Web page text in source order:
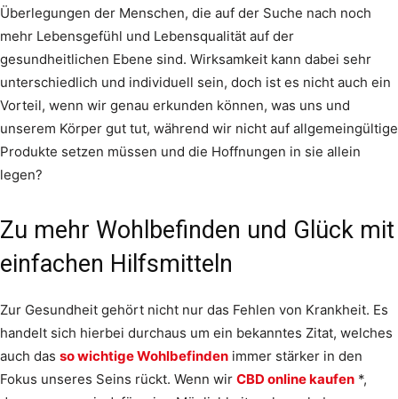
Überlegungen der Menschen, die auf der Suche nach noch
mehr Lebensgefühl und Lebensqualität auf der
gesundheitlichen Ebene sind. Wirksamkeit kann dabei sehr
unterschiedlich und individuell sein, doch ist es nicht auch ein
Vorteil, wenn wir genau erkunden können, was uns und
unserem Körper gut tut, während wir nicht auf allgemeingültige
Produkte setzen müssen und die Hoffnungen in sie allein
legen?
Zu mehr Wohlbefinden und Glück mit
einfachen Hilfsmitteln
Zur Gesundheit gehört nicht nur das Fehlen von Krankheit. Es
handelt sich hierbei durchaus um ein bekanntes Zitat, welches
auch das so wichtige Wohlbefinden immer stärker in den
Fokus unseres Seins rückt. Wenn wir CBD online kaufen *,